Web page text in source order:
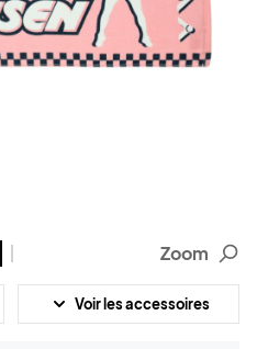
Zoom
Voir les accessoires